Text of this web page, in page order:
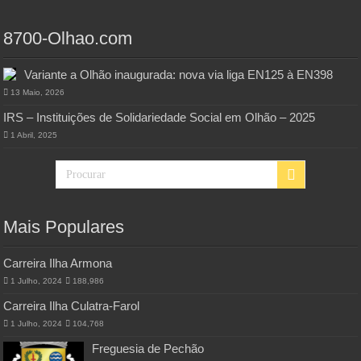
8700-Olhao.com
Variante a Olhão inaugurada: nova via liga EN125 à EN398
13 Maio, 2026
IRS – Instituições de Solidariedade Social em Olhão – 2025
1 Abril, 2025
Mais Populares
Carreira Ilha Armona
1 Julho, 2024 188,986
Carreira Ilha Culatra-Farol
1 Julho, 2024 104,768
Freguesia de Pechão